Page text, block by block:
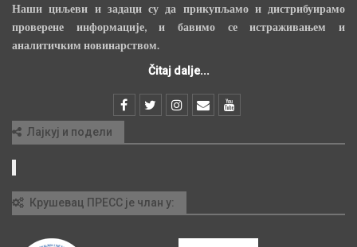
Наши циљеви и задаци су да прикупљамо и дистрибуирамо
проверене информације, и бавимо се истраживањем и
аналитичким новинарством.
Čitaj dalje...
Лајкуј и подели
Крушевац ПРЕСС је члан у: